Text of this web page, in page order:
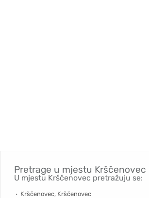
Pretrage u mjestu Krščenovec
U mjestu Krščenovec pretražuju se:
Krščenovec, Krščenovec